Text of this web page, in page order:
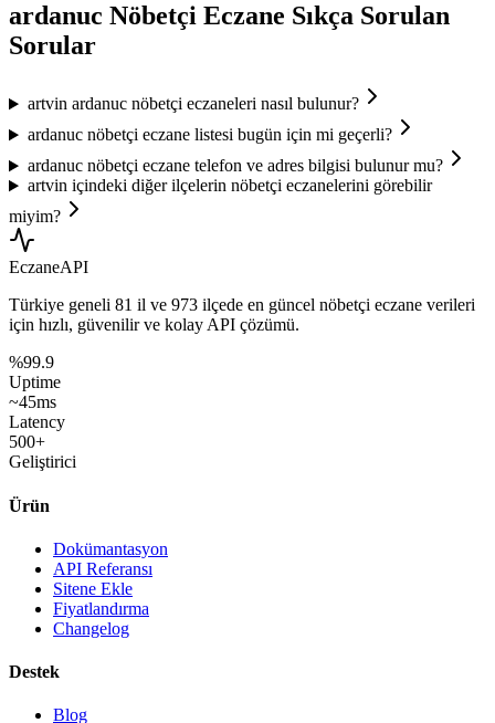
ardanuc Nöbetçi Eczane Sıkça Sorulan
Sorular
artvin ardanuc nöbetçi eczaneleri nasıl bulunur?
ardanuc nöbetçi eczane listesi bugün için mi geçerli?
ardanuc nöbetçi eczane telefon ve adres bilgisi bulunur mu?
artvin içindeki diğer ilçelerin nöbetçi eczanelerini görebilir
miyim?
EczaneAPI
Türkiye geneli 81 il ve 973 ilçede en güncel nöbetçi eczane verileri
için hızlı, güvenilir ve kolay API çözümü.
%99.9
Uptime
~45ms
Latency
500+
Geliştirici
Ürün
Dokümantasyon
API Referansı
Sitene Ekle
Fiyatlandırma
Changelog
Destek
Blog